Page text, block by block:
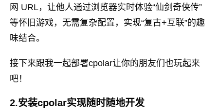
网 URL，让他人通过浏览器实时体验“仙剑奇侠传”
等怀旧游戏，无需复杂配置，实现“复古+互联”的趣
味结合。
接下来跟我一起部署cpolar让你的朋友们也玩起来
吧！
2.安装cpolar实现随时随地开发